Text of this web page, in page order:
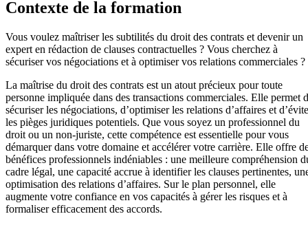
Contexte de la formation
Vous voulez maîtriser les subtilités du droit des contrats et devenir un
expert en rédaction de clauses contractuelles ? Vous cherchez à
sécuriser vos négociations et à optimiser vos relations commerciales ?
La maîtrise du droit des contrats est un atout précieux pour toute
personne impliquée dans des transactions commerciales. Elle permet
sécuriser les négociations, d’optimiser les relations d’affaires et
les pièges juridiques potentiels. Que vous soyez un professionnel du
droit ou un non-juriste, cette compétence est essentielle pour vous
démarquer dans votre domaine et accélérer votre carrière. Elle offre
bénéfices professionnels indéniables : une meilleure compréhension
cadre légal, une capacité accrue à identifier les clauses pertinentes,
optimisation des relations d’affaires. Sur le plan personnel, elle
augmente votre confiance en vos capacités à gérer les risques et à
formaliser efficacement des accords.